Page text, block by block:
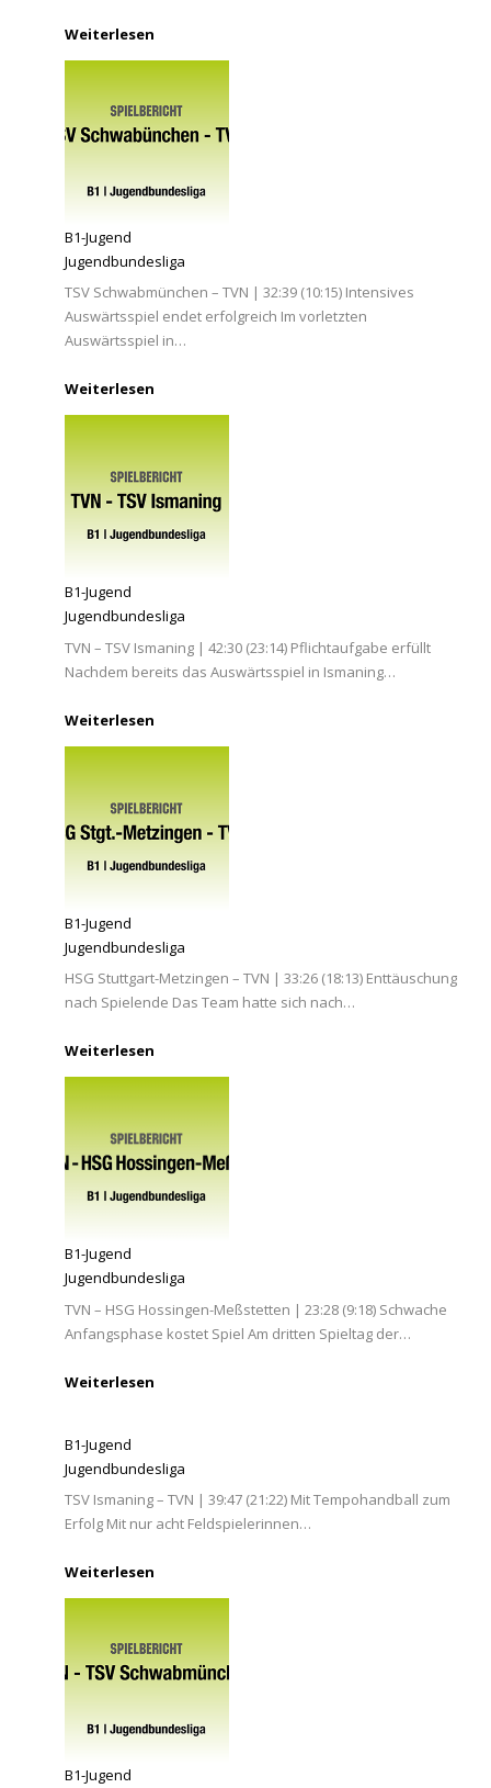
Weiterlesen
B1-Jugend
Jugendbundesliga
TSV Schwabmünchen – TVN | 32:39 (10:15) Intensives
Auswärtsspiel endet erfolgreich Im vorletzten
Auswärtsspiel in…
Weiterlesen
B1-Jugend
Jugendbundesliga
TVN – TSV Ismaning | 42:30 (23:14) Pflichtaufgabe erfüllt
Nachdem bereits das Auswärtsspiel in Ismaning…
Weiterlesen
B1-Jugend
Jugendbundesliga
HSG Stuttgart-Metzingen – TVN | 33:26 (18:13) Enttäuschung
nach Spielende Das Team hatte sich nach…
Weiterlesen
B1-Jugend
Jugendbundesliga
TVN – HSG Hossingen-Meßstetten | 23:28 (9:18) Schwache
Anfangsphase kostet Spiel Am dritten Spieltag der…
Weiterlesen
B1-Jugend
Jugendbundesliga
TSV Ismaning – TVN | 39:47 (21:22) Mit Tempohandball zum
Erfolg Mit nur acht Feldspielerinnen…
Weiterlesen
B1-Jugend